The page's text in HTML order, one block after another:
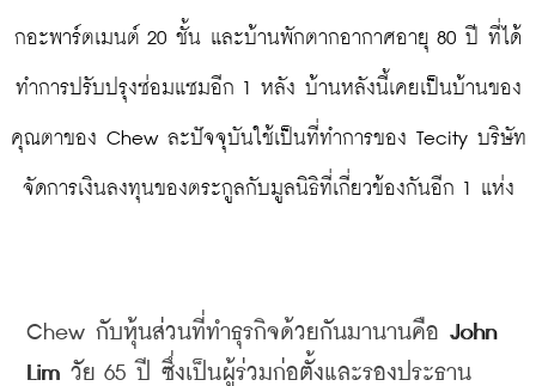
กอะพาร์ตเมนต์ 20 ชั้น และบ้านพักตากอากาศอายุ 80 ปี ที่ได้
ทำการปรับปรุงซ่อมแซมอีก 1 หลัง บ้านหลังนี้เคยเป็นบ้านของ
คุณตาของ Chew ละปัจจุบันใช้เป็นที่ทำการของ Tecity บริษัท
จัดการเงินลงทุนของตระกูลกับมูลนิธิที่เกี่ยวข้องกันอีก 1 แห่ง
Chew กับหุ้นส่วนที่ทำธุรกิจด้วยกันมานานคือ John
Lim วัย 65 ปี ซึ่งเป็นผู้ร่วมก่อตั้งและรองประธาน